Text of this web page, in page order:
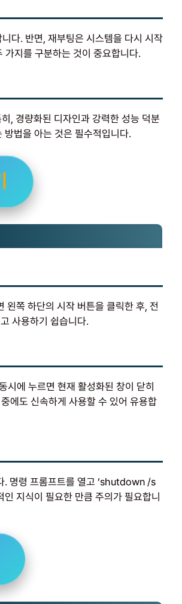
다. 반면, 재부팅은 시스템을 다시 시작
지를 구분하는 것이 중요합니다.
, 경량화된 디자인과 강력한 성능 덕분
법을 아는 것은 필수적입니다.
왼쪽 하단의 시작 버튼을 클릭한 후, 전
사용하기 쉽습니다.
시에 누르면 현재 활성화된 창이 닫히
에도 신속하게 사용할 수 있어 유용합
. 명령 프롬프트를 열고 ‘shutdown /s
지식이 필요한 만큼 주의가 필요합니